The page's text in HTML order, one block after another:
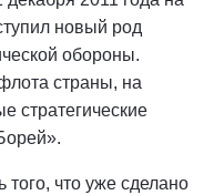
новый род
обороны.
страны, на
стратегические
того, что уже сделано